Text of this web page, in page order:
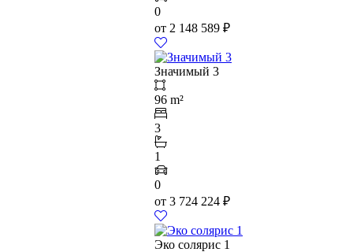
0
от 2 148 589 ₽
Значимый 3
96 m²
3
1
0
от 3 724 224 ₽
Эко солярис 1